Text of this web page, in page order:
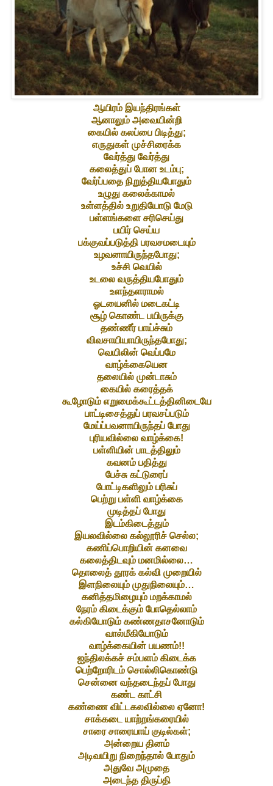
ஆயிரம் இயந்திரங்கள்
ஆனாலும் அவையின்றி
கையில் கலப்பை பிடித்து;
எருதுகள் முச்சிரைக்க
வேர்த்து வேர்த்து
கலைத்துப் போன உடம்பு;
வேர்ப்பதை நிறுத்தியபோதும்
உழுது கலைக்காமல்
உள்ளத்தில் உறுதியோடு மேடு
பள்ளங்களை சரிசெய்து
பயிர் செய்ய
பக்குவப்படுத்தி பரவசமடையும்
உழவனாயிருந்தபோது;
உச்சி வெயில்
உடலை வருத்தியபோதும்
உளந்தளராமல்
ஓடயைனில் மடைகட்டி
சூழ் கொண்ட பயிருக்கு
தண்ணீர் பாய்ச்சும்
விவசாயியாயிருந்தபோது;
வெயிலின் வெப்பமே
வாழ்க்கையென
தலையில் முன்டாசும்
கையில் கரைத்தக்
கூழோடும் எறுமைக்கூட்டத்தினிடையே
பாட்டிசைத்துப் பரவசப்படும்
மேய்ப்பவனாயிருந்தப் போது
புரியவில்லை வாழ்க்கை!
பள்ளியின் பாடத்திலும்
கவனம் பதித்து
பேச்சு கட்டுரைப்
போட்டிகளிலும் பரிசுப்
பெற்று பள்ளி வாழ்க்கை
முடித்தப் போது
இடம்கிடைத்தும்
இயலவில்லை கல்லூரிச் செல்ல;
கணிப்பொறியின் கனவை
கலைத்திடவும் மனமில்லை…
தொலைத் தூரக் கல்வி முறையில்
இளநிலையும் முதுநிலையும்…
கனித்தமிழையும் மறக்காமல்
நேரம் கிடைக்கும் போதெல்லாம்
கல்கியோடும் கண்ணதாசனோடும்
வால்மீகியோடும்
வாழ்க்கையின் பயணம்!!
ஐந்திலக்கச் சம்பளம் கிடைக்க
பெற்றோரிடம் சொல்லிகொண்டு
சென்னை வந்தடைந்தப் போது
கண்ட காட்சி
கண்ணை விட்டகலவில்லை ஏனோ!
சாக்கடை யாற்றங்கரையில்
சாரை சாரையாய் குடில்கள்;
அன்றைய தினம்
அடிவயிறு நிறைந்தால் போதும்
அதுவே அமுதை
அடைந்த திருப்தி